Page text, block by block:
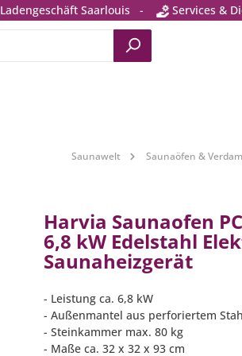
Ladengeschäft Saarlouis - Services &
Saunawelt Saunaöfen &
Harvia Saunaofen
6,8 kW Edelstahl
Saunaheizgerät
- Leistung ca. 6,8 kW
- Außenmantel aus perforiertem
- Steinkammer max. 80 kg
- Maße ca. 32 x 32 x 93 cm